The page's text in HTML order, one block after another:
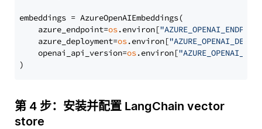
embeddings = AzureOpenAIEmbeddings(
    azure_endpoint=
os.environ[
    azure_deployment=
os.environ[
    openai_api_version=
os.environ[
第 4 步：安装并配置 LangChain vector
store